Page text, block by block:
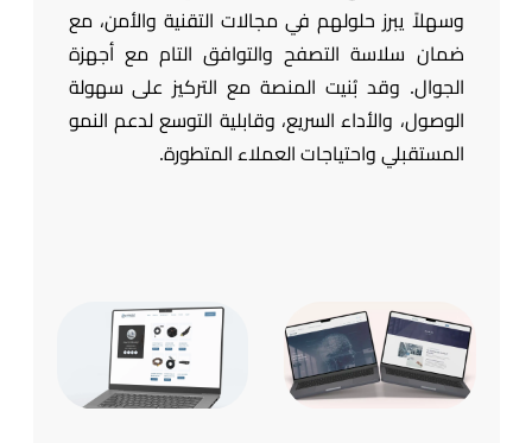
وسهلاً يبرز حلولهم في مجالات التقنية والأمن، مع
ضمان سلاسة التصفح والتوافق التام مع أجهزة
الجوال. وقد بُنيت المنصة مع التركيز على سهولة
الوصول، والأداء السريع، وقابلية التوسع لدعم النمو
المستقبلي واحتياجات العملاء المتطورة.